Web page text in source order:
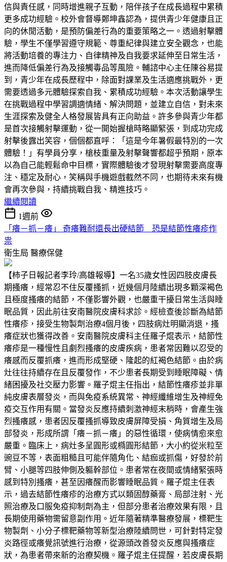
信與責任感，同時增進親子互動，陪伴孩子在成長過程中累積
更多成功經驗。校外會督導鄭坤鑫認為，提供青少年健康且正
向的休閒活動，是預防偏差行為的重要策略之一。透過射擊體
驗，學生不僅學習遵守規範、尊重紀律與建立安全觀念，也能
將活動培養的專注力、自律精神及自我要求延伸至日常生活，
進而降低偏差行為及接觸毒品等風險。輔諮中心主任陳谷易提
到，青少年在成長歷程中，除面對課業及生活適應挑戰外，更
需要透過多元體驗探索自我、累積成功經驗。本次活動讓學生
在挑戰過程中學習調適情緒、解決問題，並建立自信，對未來
生涯探索及健全人格發展皆具有正向助益。許多參與青少年都
是首次接觸射擊運動，從一開始握槍時略顯緊張，到成功完成
射擊後露出笑容，個個都直呼：「這是今年暑假最特別的一次
體驗！」有學員分享，槍枝重量及射擊聲響都超乎預期，原本
以為自己能輕鬆命中目標，實際體驗後才發現射擊需要高度專
注、穩定及耐心，笑稱與手機遊戲截然不同，也期待未來有機
會再次參與，持續挑戰自我、精進技巧。
繼續閱讀
1週前
「癢－抓－癢」 奇癢難耐還長出硬結節 恐是結節性癢疹作
祟
衛生局 醫療保健
【柿子日報記者李玲/高雄報導】一名35歲女性因四肢皮膚長
期搔癢，經常忍不住反覆搔抓，近幾個月陸續出現多顆深褐色
且極度搔癢的結節，不僅影響外觀，也嚴重干擾日常生活與睡
眠品質，因此前往安南醫院皮膚科求診。經檢查後診斷為結節
性癢疹，接受生物製劑治療4個月後，四肢病灶明顯消退，搔
癢症狀也獲得改善。安南醫院皮膚科主任羅子焜表示，結節性
癢疹是一種慢性且劇烈搔癢的皮膚疾病，患者常因難以忍受的
癢感而反覆抓癢，進而形成堅硬、隆起的紅褐色結節。由於病
灶往往持續存在且反覆發作，不少患者長期受到睡眠障礙、情
緒困擾及社交壓力影響。羅子焜主任指出，結節性癢疹並非單
純皮膚表層發炎，而與免疫系統異常、神經纖維增生及神經免
疫交互作用有關。當發炎反應持續刺激神經末梢時，會產生強
烈搔癢感，患者因反覆搔抓導致皮膚屏障受損、角質增生及局
部發炎，形成所謂「癢－抓－癢」的惡性循環，使病情愈來愈
嚴重。臨床上，病灶多呈圓形或橢圓形結節，大小約從米粒至
豌豆不等，表面粗糙且可能伴隨角化、結痂或抓傷，好發於前
臂、小腿等四肢伸側及軀幹部位。患者常在夜間或情緒緊張時
感到特別搔癢，甚至因癢醒而影響睡眠品質。羅子焜主任表
示，過去結節性癢疹的治療方式以類固醇藥膏、局部注射、光
照治療及口服免疫抑制劑為主，但部分患者治療效果有限，且
長期使用藥物需留意副作用。近年隨著精準醫療發展，標靶生
物製劑、小分子標靶藥物等新型治療陸續問世，可針對特定發
炎路徑或癢覺訊號進行治療，從源頭改善發炎反應與搔癢症
狀，為患者帶來新的治療契機。羅子焜主任提醒，若皮膚長期